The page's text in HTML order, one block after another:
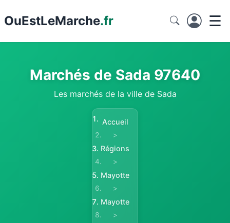
OuEstLeMarche.fr ☰
Marchés de Sada 97640
Les marchés de la ville de Sada
Accueil
>
Régions
>
Mayotte
>
Mayotte
>